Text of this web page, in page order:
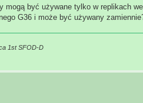
mogą być używane tylko w replikach
G36 i może być używany
1st SFOD-D